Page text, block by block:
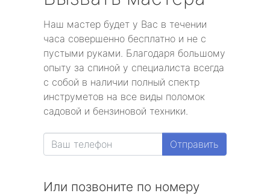
Наш мастер будет у Вас в течении
часа совершенно бесплатно и не с
пустыми руками. Благодаря большому
опыту за спиной у специалиста всегда
с собой в наличии полный спектр
инструметов на все виды поломок
садовой и бензиновой техники.
Отправить
Или позвоните по номеру